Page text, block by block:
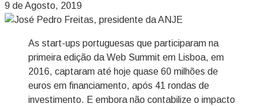
9 de Agosto, 2019
As start-ups portuguesas que participaram na
primeira edição da Web Summit em Lisboa, em
2016, captaram até hoje quase 60 milhões de
euros em financiamento, após 41 rondas de
investimento. E embora não contabilize o impacto